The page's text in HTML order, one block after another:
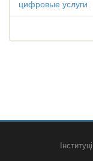
цифровые услуги